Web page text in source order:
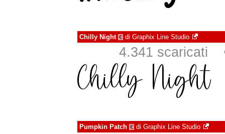
Chilly Night € di Graphix Line Studio
4.341 scaricati
Pumpkin Patch € di Graphix Line Studio